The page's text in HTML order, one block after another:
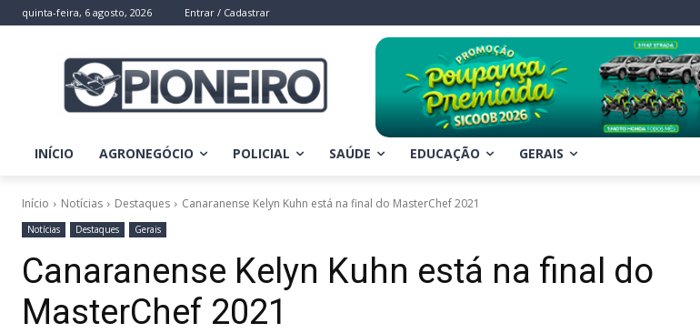
quinta-feira, 6 agosto, 2026 Entrar / Cadastrar
INÍCIO AGRONEGÓCIO POLICIAL SAÚDE EDUCAÇÃO GERAIS
Início Notícias Destaques Canaranense Kelyn Kuhn está na final do MasterChef 2021
Notícias Destaques Gerais
Canaranense Kelyn Kuhn está na final do
MasterChef 2021